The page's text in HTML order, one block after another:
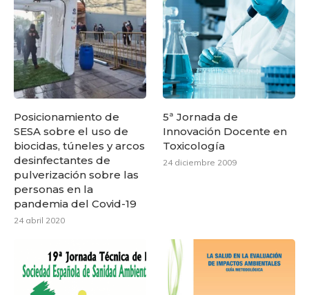
Posicionamiento de
SESA sobre el uso de
biocidas, túneles y arcos
desinfectantes de
pulverización sobre las
personas en la
pandemia del Covid-19
24 abril 2020
5ª Jornada de
Innovación Docente en
Toxicología
24 diciembre 2009